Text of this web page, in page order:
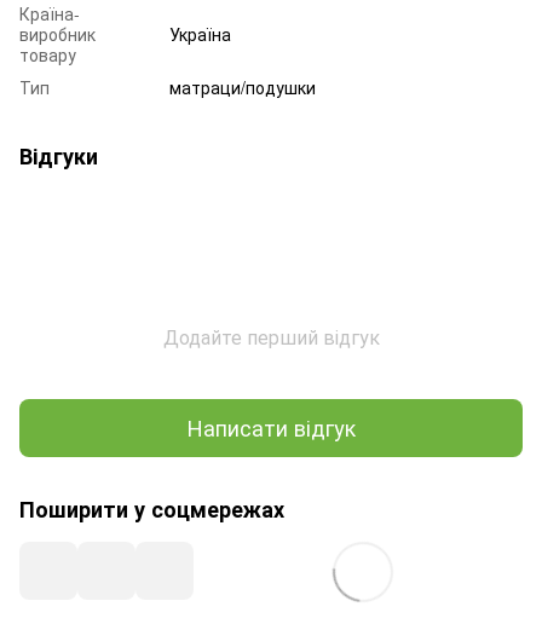
Країна-
виробник
товару
Україна
Тип матраци/подушки
Відгуки
Додайте перший відгук
Написати відгук
Поширити у соцмережах